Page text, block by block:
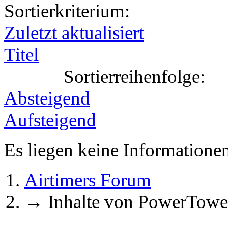
Sortierkriterium:
Zuletzt aktualisiert
Titel
Sortierreihenfolge:
Absteigend
Aufsteigend
Es liegen keine
Airtimers Forum
→ Inhalte von